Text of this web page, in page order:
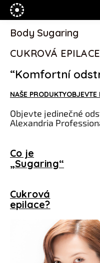
Přejít
obsah
E-
shop
Yellow
Rose
(d)epilace
Professional
Nová
registrace
Značky
Měna
(CZK)
Body Sugaring
CUKROVÁ EPILACE
“Komfortní
NAŠE PRODUKTYOBJEVTE
Objevte jedinečné
Alexandria
Co je
„Sugaring“
Cukrová
epilace?